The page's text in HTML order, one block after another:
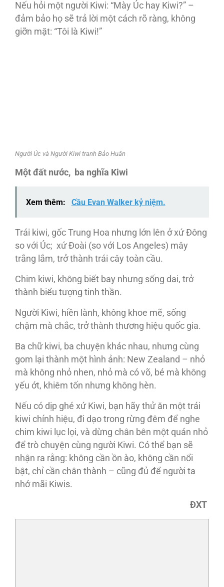
Nếu hỏi một người Kiwi: “Mày Úc hay Kiwi?” –
đảm bảo họ sẽ trả lời một cách rõ ràng, không
giỡn mặt: “Tôi là Kiwi!”
Người Úc và Người Kiwi tranh Bảo Huân
Một đất nước, ba nghĩa Kiwi
Xem thêm: Cầu Evan Walker kỷ niệm.
Trái kiwi, gốc Trung Hoa nhưng lớn lên ở xứ Đông
so với Úc; xứ Đoài (so với Los Angeles) mây
trắng lắm, trở thành trái cây toàn cầu.
Chim kiwi, không biết bay nhưng sống dai, trở
thành biểu tượng tinh thần.
Người Kiwi, hiền lành, không khoe mẽ, sống
chậm mà chắc, trở thành thương hiệu quốc gia.
Ba chữ kiwi, ba chuyện khác nhau, nhưng cùng
gom lại thành một hình ảnh: New Zealand – nhỏ
mà không nhỏ nhen, nhỏ mà có võ, bé mà không
yếu ớt, khiêm tốn nhưng không hèn.
Nếu có dịp ghé xứ Kiwi, bạn hãy thử ăn một trái
kiwi chính hiệu, đi dạo trong rừng đêm để nghe
chim kiwi lục lọi, và dừng chân bên một quán nhỏ
để trò chuyện cùng người Kiwi. Có thể bạn sẽ
nhận ra rằng: không cần ồn ào, không cần nổi
bật, chỉ cần chân thành – cũng đủ để người ta
nhớ mãi Kiwis.
ĐXT